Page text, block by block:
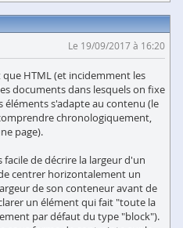
Le 19/09/2017 à 16:20
HTML (et incidemment les
documents dans lesquels on fixe
éléments s'adapte au contenu (le
chronologiquement,
page).
de décrire la largeur d'un
centrer horizontalement un
de son conteneur avant de
un élément qui fait "toute la
par défaut du type "block").